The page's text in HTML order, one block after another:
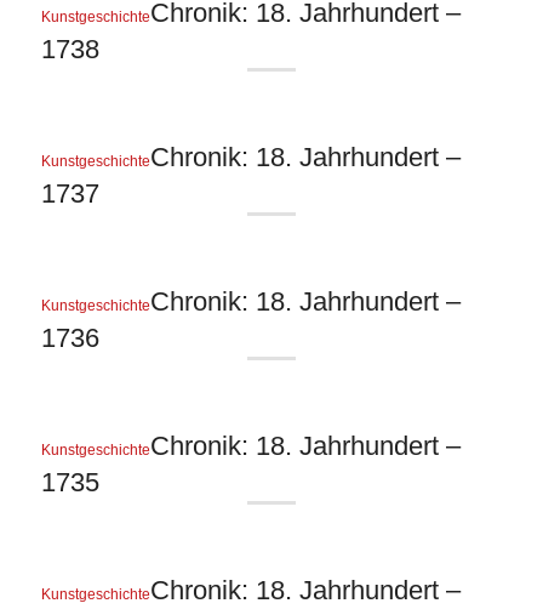
KunstgeschichteChronik: 18. Jahrhundert –
1738
KunstgeschichteChronik: 18. Jahrhundert –
1737
KunstgeschichteChronik: 18. Jahrhundert –
1736
KunstgeschichteChronik: 18. Jahrhundert –
1735
KunstgeschichteChronik: 18. Jahrhundert –